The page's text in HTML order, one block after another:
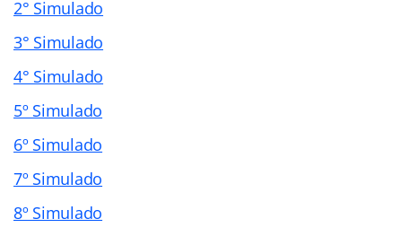
2° Simulado
3° Simulado
4° Simulado
5º Simulado
6º Simulado
7º Simulado
8º Simulado